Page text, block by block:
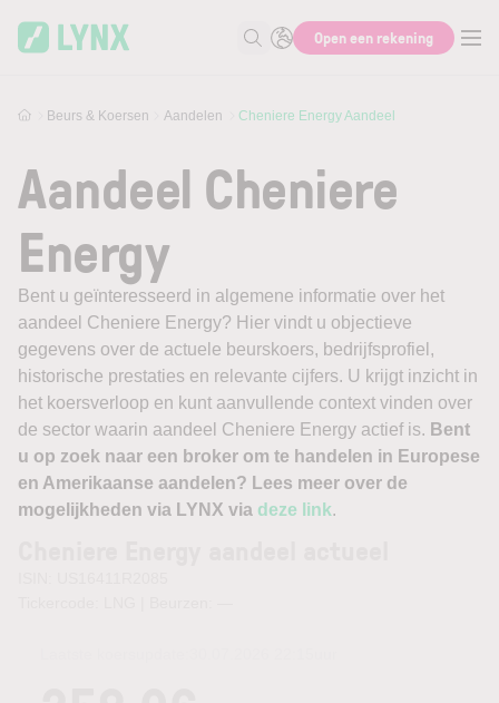
Zoek naar informatie
Open een rekening
Beurs & Koersen Aandelen Cheniere Energy Aandeel
Aandeel Cheniere
Energy
Bent u geïnteresseerd in algemene informatie over het
aandeel Cheniere Energy? Hier vindt u objectieve
gegevens over de actuele beurskoers, bedrijfsprofiel,
historische prestaties en relevante cijfers. U krijgt inzicht in
het koersverloop en kunt aanvullende context vinden over
de sector waarin aandeel Cheniere Energy actief is. Bent
u op zoek naar een broker om te handelen in Europese
en Amerikaanse aandelen? Lees meer over de
mogelijkheden via LYNX via deze link.